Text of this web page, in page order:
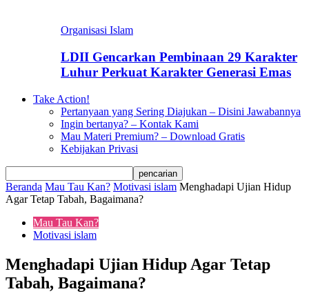
Organisasi Islam
LDII Gencarkan Pembinaan 29 Karakter
Luhur Perkuat Karakter Generasi Emas
Take Action!
Pertanyaan yang Sering Diajukan – Disini Jawabannya
Ingin bertanya? – Kontak Kami
Mau Materi Premium? – Download Gratis
Kebijakan Privasi
Beranda Mau Tau Kan? Motivasi islam Menghadapi Ujian Hidup
Agar Tetap Tabah, Bagaimana?
Mau Tau Kan?
Motivasi islam
Menghadapi Ujian Hidup Agar Tetap
Tabah, Bagaimana?